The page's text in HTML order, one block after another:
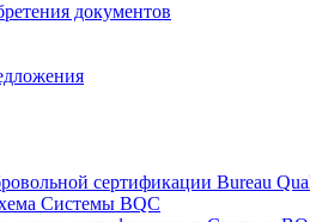
документов
сертификации Bureau
Системы BQC